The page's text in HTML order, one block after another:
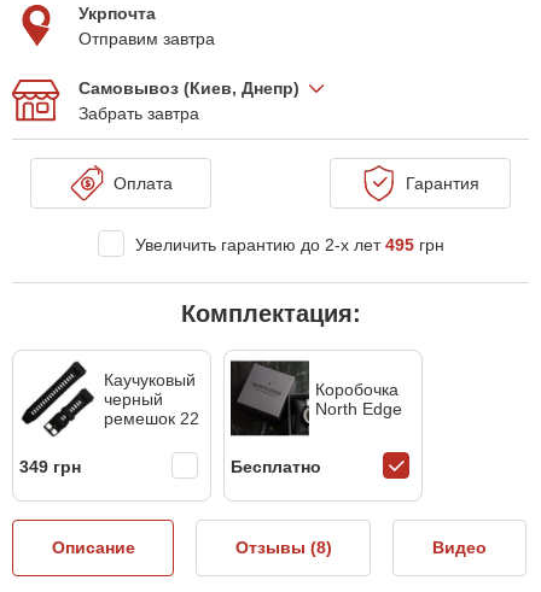
Укрпочта
Отправим завтра
Самовывоз (Киев, Днепр)
Забрать завтра
Оплата Гарантия
Увеличить гарантию до 2-х лет495 грн
Комплектация:
Каучуковый
черный
ремешок 22
349 грн
Коробочка
North Edge
Бесплатно
Описание Отзывы (8) Видео